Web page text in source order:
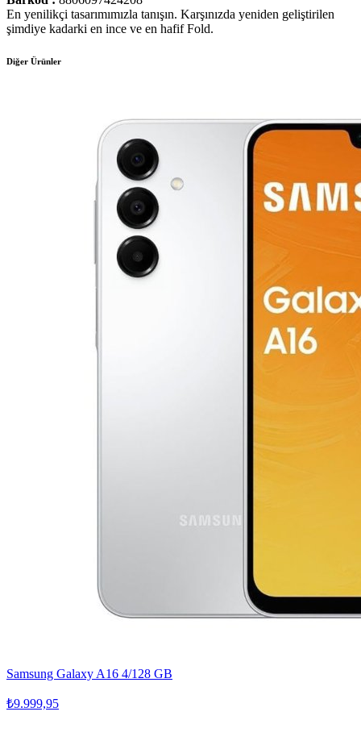
En yenilikçi tasarımımızla tanışın. Karşınızda yeniden geliştirilen
şimdiye kadarki en ince ve en hafif Fold.
Diğer Ürünler
Samsung Galaxy A16 4/128 GB
₺9.999,95